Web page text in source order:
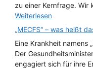
zu einer Kernfrage. Wir
Weiterlesen
„MECFS“ – was heißt
Eine Krankheit namens
Der
engagiert sich für ihre